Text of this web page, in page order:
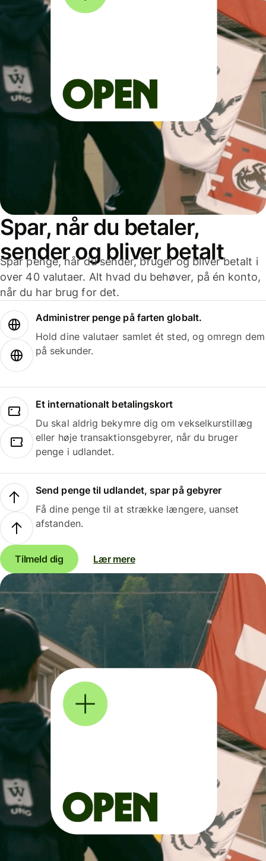
Spar, når du betaler,
sender og bliver betalt
Spar penge, når du sender, bruger og bliver betalt i
over 40 valutaer. Alt hvad du behøver, på én konto,
når du har brug for det.
Administrer penge på farten globalt.
Hold dine valutaer samlet ét sted, og omregn dem
på sekunder.
Et internationalt betalingskort
Du skal aldrig bekymre dig om vekselkurstillæg
eller høje transaktionsgebyrer, når du bruger
penge i udlandet.
Send penge til udlandet, spar på gebyrer
Få dine penge til at strække længere, uanset
afstanden.
Tilmeld dig Lær mere